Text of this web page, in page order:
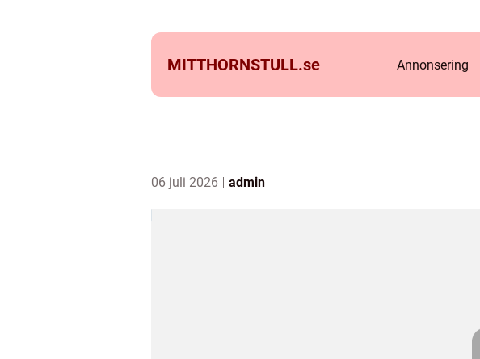
MITTHORNSTULL.se Annonsering
06 juli 2026 admin